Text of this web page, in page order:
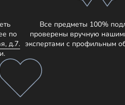
по
д.7.
Все предметы 100%
проверены вручную
экспертами с профильным